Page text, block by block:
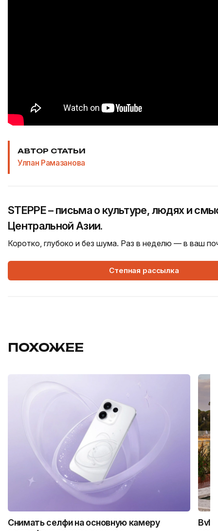
АВТОР СТАТЬИ
Улпан Рамазанова
STEPPE – письма о культуре, людях и
Центральной Азии.
Коротко, глубоко и без шума. Раз в неделю — в ваш
Степная рассылка
ПОХОЖЕЕ
Снимать селфи на основную камеру